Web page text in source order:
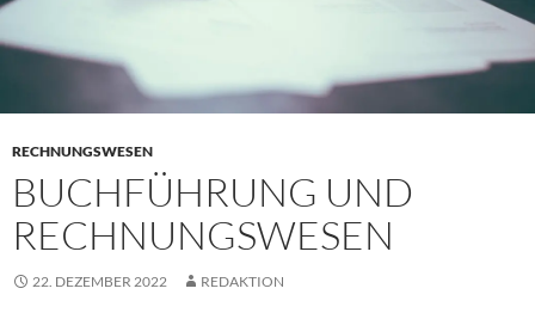
RECHNUNGSWESEN
BUCHFÜHRUNG UND
RECHNUNGSWESEN
22. DEZEMBER 2022 REDAKTION